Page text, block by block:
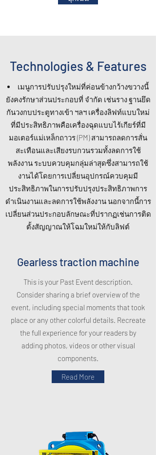
Technologies & Features
เมนูการปรับปรุงใหม่ที่ค่อนข้างกว้างขวางนี้
ยังคงรักษาส่วนประกอบที่ จำกัด เช่นราง ฐานยึด
กันวงกบประตูทางเข้า ฯลฯ เครื่องลิฟท์แบบใหม่
ที่มีประสิทธิภาพคือเครื่องฉุดแบบไร้เกียร์ที่มี
มอเตอร์แม่เหล็กถาวร (PM) สามารถลดการสั่น
สะเทือนและเสียงรบกวนรวมทั้งลดการใช้
พลังงาน ระบบควบคุมกลุ่มล่าสุดซึ่งสามารถใช้
งานได้โดยการเปลี่ยนอุปกรณ์ควบคุมมี
ประสิทธิภาพในการปรับปรุงประสิทธิภาพการ
ดำเนินงานและลดการใช้พลังงาน นอกจากนี้การ
เปลี่ยนส่วนประกอบลักษณะที่ปรากฏเช่นการติด
ตั้งสัญญาณให้โฉมใหม่ให้กับลิฟต์
Gearless traction machine
This is your Past Event description.
Consider sharing a brief overview of the
event, including special moments that took
place or any other colorful details. Recreate
the full experience for your readers by
adding photos, videos or other visual
components.
Read More